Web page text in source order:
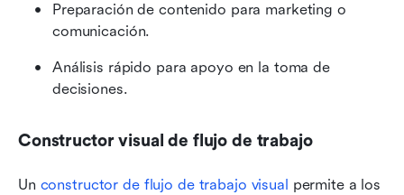
Preparación de contenido para marketing o
comunicación.
Análisis rápido para apoyo en la toma de
decisiones.
Constructor visual de flujo de trabajo
Un constructor de flujo de trabajo visual permite a los